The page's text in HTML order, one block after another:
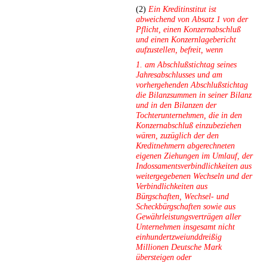
(2) Ein Kreditinstitut ist
abweichend von Absatz 1 von der
Pflicht, einen Konzernabschluß
und einen Konzernlagebericht
aufzustellen, befreit, wenn
1. am Abschlußstichtag seines
Jahresabschlusses und am
vorhergehenden Abschlußstichtag
die Bilanzsummen in seiner Bilanz
und in den Bilanzen der
Tochterunternehmen, die in den
Konzernabschluß einzubeziehen
wären, zuzüglich der den
Kreditnehmern abgerechneten
eigenen Ziehungen im Umlauf, der
Indossamentsverbindlichkeiten aus
weitergegebenen Wechseln und der
Verbindlichkeiten aus
Bürgschaften, Wechsel- und
Scheckbürgschaften sowie aus
Gewährleistungsverträgen aller
Unternehmen insgesamt nicht
einhundertzweiunddreißig
Millionen Deutsche Mark
übersteigen oder